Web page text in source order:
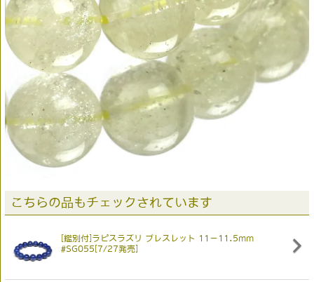
こちらの品もチェックされています
[鑑別付]ラピスラズリ ブレスレット 11－11.5mm
#SG055[7/27発売]